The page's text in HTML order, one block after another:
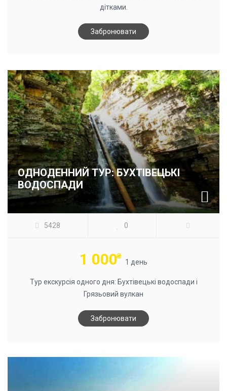
дітками.
Забронювати
ОДНОДЕННИЙ ТУР: БУХТІВЕЦЬКІ
ВОДОСПАДИ
5428 0
1 000₴
1 день
Тур екскурсія одного дня: Бухтівецькі водоспади і
Грязьовий вулкан
Забронювати